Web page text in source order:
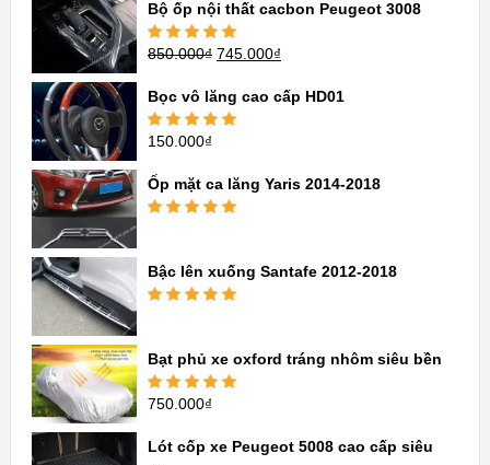
Bộ ốp nội thất cacbon Peugeot 3008
Được xếp
850.000₫ 745.000₫
Bọc vô lăng cao cấp HD01
Được xếp
sao
150.000₫
Ốp mặt ca lăng Yaris 2014-2018
Bậc lên xuống Santafe 2012-2018
Bạt phủ xe oxford tráng nhôm siêu bền
Được xếp
750.000₫
Lót cốp xe Peugeot 5008 cao cấp siêu